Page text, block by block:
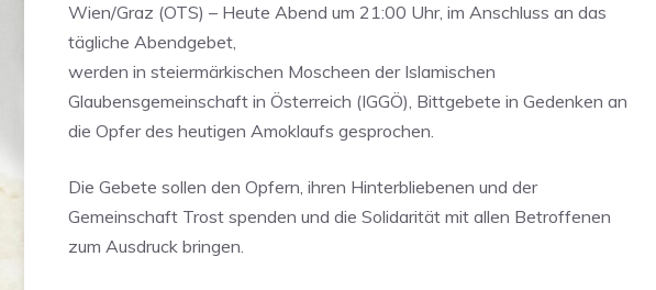
Wien/Graz (OTS) – Heute Abend um 21:00 Uhr, im Anschluss an das
tägliche Abendgebet,
werden in steiermärkischen Moscheen der Islamischen
Glaubensgemeinschaft in Österreich (IGGÖ), Bittgebete in Gedenken an
die Opfer des heutigen Amoklaufs gesprochen.
Die Gebete sollen den Opfern, ihren Hinterbliebenen und der
Gemeinschaft Trost spenden und die Solidarität mit allen Betroffenen
zum Ausdruck bringen.